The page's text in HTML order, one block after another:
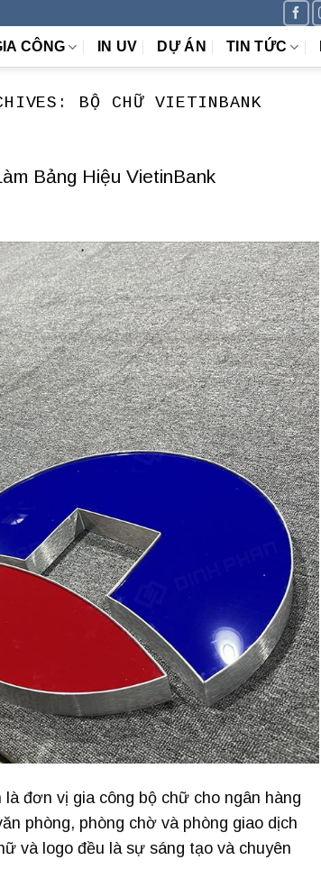
CÔNG IN UV DỰ ÁN TIN TỨC
BỘ CHỮ VIETINBANK
Bảng Hiệu VietinBank
đơn vị gia công bộ chữ cho ngân hàng
phòng, phòng chờ và phòng giao dịch
và logo đều là sự sáng tạo và chuyên